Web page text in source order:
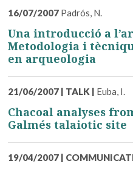
16/07/2007 Padrós, N.
Una introducció a
Metodologia i
en arqueologia
21/06/2007 | TALK | Euba, I.
Chacoal analyses
Galmés talaiotic site
19/04/2007 |